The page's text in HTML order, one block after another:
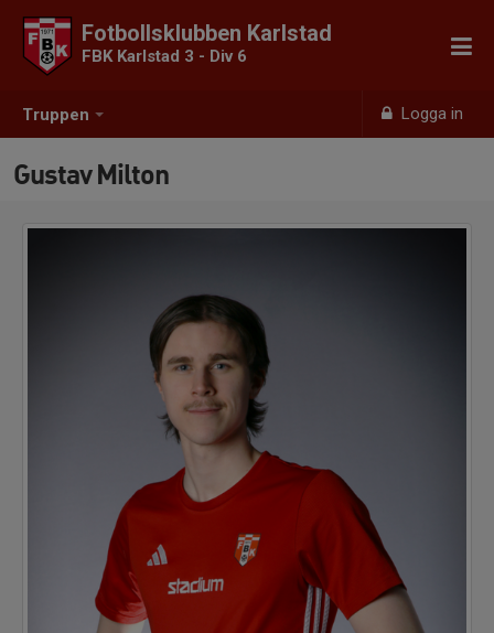
Truppen Logga in
Fotbollsklubben Karlstad
FBK Karlstad 3 - Div 6
Gustav Milton